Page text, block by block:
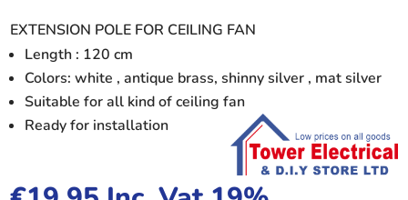
EXTENSION POLE FOR CEILING FAN
Length : 120 cm
Colors: white , antique brass, shinny silver , mat silver
Suitable for all kind of ceiling fan
Ready for installation